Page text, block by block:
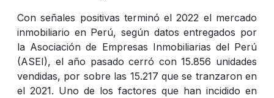
Con señales positivas terminó el 2022 el mercado
inmobiliario en Perú, según datos entregados por
la Asociación de Empresas Inmobiliarias del Perú
(ASEI), el año pasado cerró con 15.856 unidades
vendidas, por sobre las 15.217 que se tranzaron en
el 2021. Uno de los factores que han incidido en